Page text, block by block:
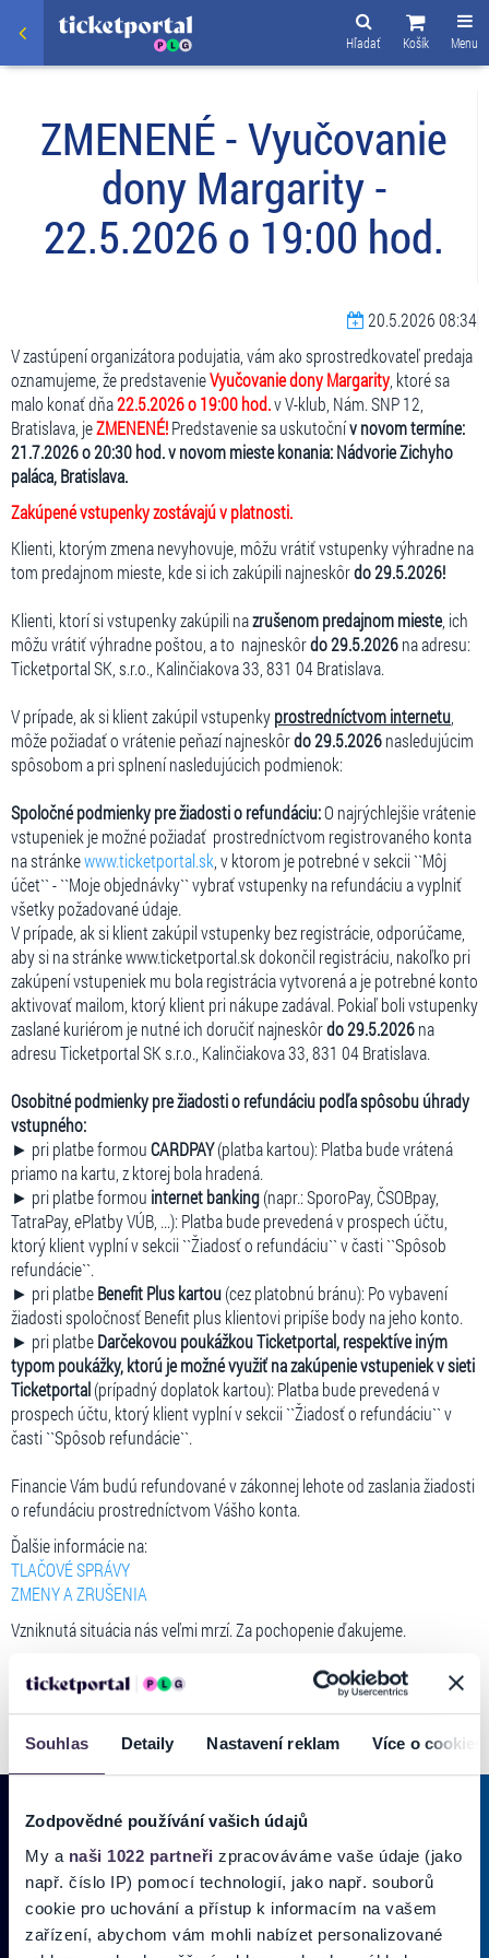
Souhlas Detaily Nastavení reklam Více o cookies
Zodpovědné používání vašich údajů
My a naši 1022 partneři zpracováváme vaše údaje (jako
např. číslo IP) pomocí technologií, jako např. souborů
cookie pro uchování a přístup k informacím na vašem
zařízení, abychom vám mohli nabízet personalizované
Menu
Košík
Hľadať
ZMENENÉ - Vyučovanie
dony Margarity -
22.5.2026 o 19:00 hod.
20.5.2026 08:34
V zastúpení organizátora podujatia, vám ako sprostredkovateľ predaja
oznamujeme, že predstavenieVyučovanie dony Margarity , ktoré sa
malo konať dňa22.5.2026 o 19:00 hod.v V-klub, Nám. SNP 12,
Bratislava, jeZMENENÉ!Predstavenie sa uskutočnív novom termíne:
21.7.2026 o 20:30 hod. v novom mieste konania: Nádvorie Zichyho
paláca, Bratislava.
Zakúpené vstupenky zostávajú v platnosti.
Klienti, ktorým zmena nevyhovuje, môžu vrátiť vstupenky výhradne na
tom predajnom mieste, kde si ich zakúpili najneskôrdo 29.5.2026!
Klienti, ktorí si vstupenky zakúpili nazrušenom predajnom mieste, ich
môžu vrátiť výhradne poštou, a to najneskôrdo 29.5.2026na adresu:
Ticketportal SK, s.r.o., Kalinčiakova 33, 831 04 Bratislava.
V prípade, ak si klient zakúpil vstupenkyprostredníctvom internetu
môže požiadať o vrátenie peňazí najneskôrdo 29.5.2026nasledujúcim
spôsobom a pri splnení nasledujúcich podmienok:
Spoločné podmienky pre žiadosti o refundáciu:O najrýchlejšie vrátenie
vstupeniek je možné požiadať prostredníctvom registrovaného konta
na stránkewww.ticketportal.sk , v ktorom je potrebné v sekcii ``Môj
účet`` - ``Moje objednávky`` vybrať vstupenky na refundáciu a vyplniť
všetky požadované údaje.
V prípade, ak si klient zakúpil vstupenky bez registrácie, odporúčame,
aby si na stránke www.ticketportal.sk dokončil registráciu, nakoľko pri
zakúpení vstupeniek mu bola registrácia vytvorená a je potrebné konto
aktivovať mailom, ktorý klient pri nákupe zadával. Pokiaľ boli vstupenky
zaslané kuriérom je nutné ich doručiť najneskôrdo 29.5.2026na
adresu Ticketportal SK s.r.o., Kalinčiakova 33, 831 04 Bratislava.
Osobitné podmienky pre žiadosti o refundáciu podľa spôsobu úhrady
vstupného:
► pri platbe formouCARDPAY(platba kartou): Platba bude vrátená
priamo na kartu, z ktorej bola hradená.
► pri platbe formou internet banking(napr.: SporoPay, ČSOBpay,
TatraPay, ePlatby VÚB, ...): Platba bude prevedená v prospech účtu,
ktorý klient vyplní v sekcii ``Žiadosť o refundáciu`` v časti ``Spôsob
refundácie``.
► pri platbeBenefit Plus kartou(cez platobnú bránu): Po vybavení
žiadosti spoločnosť Benefit plus klientovi pripíše body na jeho konto.
► pri platbeDarčekovou poukážkou Ticketportal, respektíve iným
typom poukážky, ktorú je možné využiť na zakúpenie vstupeniek v sieti
Ticketportal(prípadný doplatok kartou): Platba bude prevedená v
prospech účtu, ktorý klient vyplní v sekcii ``Žiadosť o refundáciu`` v
časti ``Spôsob refundácie``.
Financie Vám budú refundované v zákonnej lehote od zaslania žiadosti
o refundáciu prostredníctvom Vášho konta.
Ďalšie informácie na:
TLAČOVÉ SPRÁVY
ZMENY A ZRUŠENIA
Vzniknutá situácia nás veľmi mrzí. Za pochopenie ďakujeme.
PRIHLÁSIŤ SA KODBERU NOVINIEK
Pridajte sa do zoznamu odberateľov a doručte si najnovšie špeciálne
ponuky priamo do doručenej pošty.